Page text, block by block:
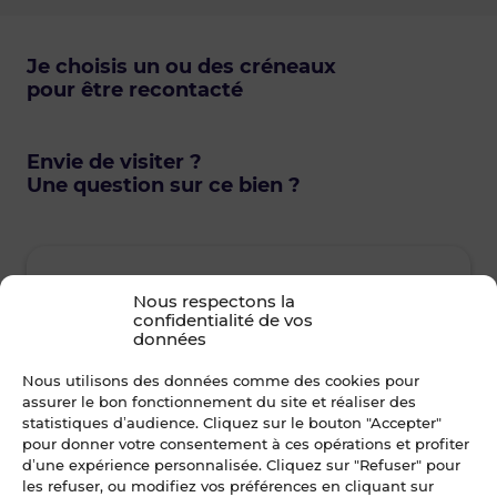
Nous respectons la
confidentialité de vos
données
Nous utilisons des données comme des cookies pour
assurer le bon fonctionnement du site et réaliser des
statistiques d’audience. Cliquez sur le bouton "Accepter"
pour donner votre consentement à ces opérations et profiter
d’une expérience personnalisée. Cliquez sur "Refuser" pour
les refuser, ou modifiez vos préférences en cliquant sur
Je choisis un ou des créneaux
pour être recontacté
Envie de visiter ?
Une question sur ce bien ?
Dès que possible
lundi • 10 août 2026
Je suis disponible toute la journée
12h00 - 14h00 14h00 - 15h30
Je suis
08h30 -